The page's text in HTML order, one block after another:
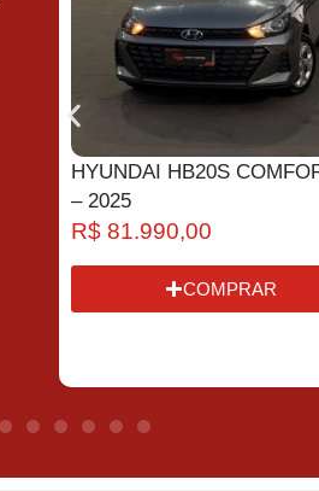
HYUNDAI HB20S
– 2025
R$ 81.990,00
COMPRAR